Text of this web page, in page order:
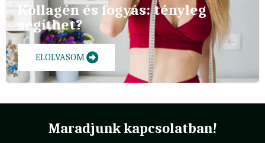
Kollagén és fogyás: tényleg
segíthet?
ELOLVASOM
Maradjunk kapcsolatban!